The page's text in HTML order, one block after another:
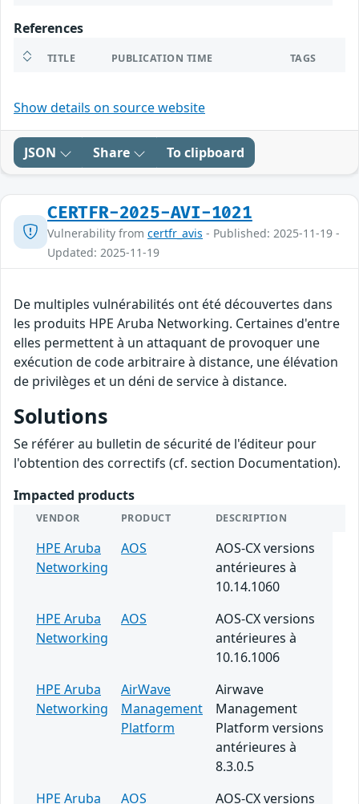
References
TITLE PUBLICATION TIME TAGS
Show details on source website
JSON Share To clipboard
CERTFR-2025-AVI-1021
Vulnerability from certfr_avis - Published: 2025-11-19 -
Updated: 2025-11-19
De multiples vulnérabilités ont été découvertes dans
les produits HPE Aruba Networking. Certaines d'entre
elles permettent à un attaquant de provoquer une
exécution de code arbitraire à distance, une élévation
de privilèges et un déni de service à distance.
Solutions
Se référer au bulletin de sécurité de l'éditeur pour
l'obtention des correctifs (cf. section Documentation).
Impacted products
VENDOR PRODUCT DESCRIPTION
HPE Aruba
Networking
AOS
AOS-CX versions
antérieures à
10.14.1060
HPE Aruba
Networking
AOS
AOS-CX versions
antérieures à
10.16.1006
HPE Aruba
Networking
AirWave
Management
Platform
Airwave
Management
Platform versions
antérieures à
8.3.0.5
HPE Aruba
AOS AOS-CX versions